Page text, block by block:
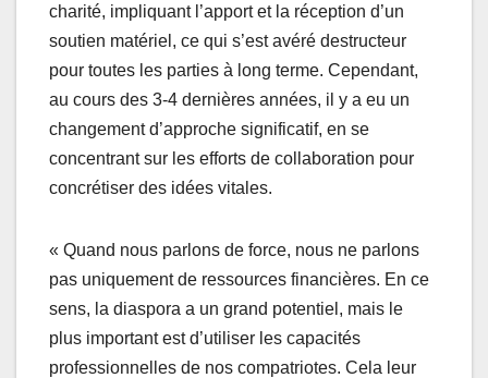
charité, impliquant l’apport et la réception d’un
soutien matériel, ce qui s’est avéré destructeur
pour toutes les parties à long terme. Cependant,
au cours des 3-4 dernières années, il y a eu un
changement d’approche significatif, en se
concentrant sur les efforts de collaboration pour
concrétiser des idées vitales.
« Quand nous parlons de force, nous ne parlons
pas uniquement de ressources financières. En ce
sens, la diaspora a un grand potentiel, mais le
plus important est d’utiliser les capacités
professionnelles de nos compatriotes. Cela leur